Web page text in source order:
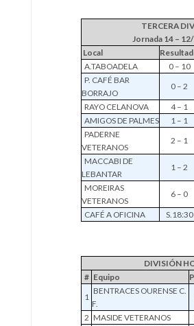
TERCERA
Jornada 14 –
Local
A.TABOADELA
0 – 10
P. CAFÉ BAR
BORRAJO
0 – 2
RAYO CELANOVA
4 – 1
AMIGOS DE PALMES
1 – 1
PADERNE
VETERANOS
2 – 1
MACCABI DE
LEBANTAR
1 – 2
MOREIRAS
VETERANOS
6 – 0
CAFÉ A OFICINA
S.18:30
DIVISIÓN
# Equipo
1
BENTRACES OURENSE C.
F.
2 MASIDE VETERANOS